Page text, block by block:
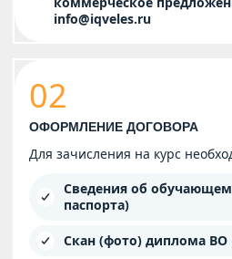
info@iqveles.ru
02
ОФОРМЛЕНИЕ ДОГОВОРА
Для зачисления на курс
Сведения об
паспорта)
Скан (фото) диплома